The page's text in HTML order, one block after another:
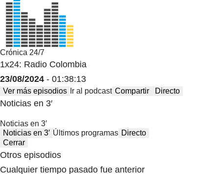
Crónica 24/7
1x24: Radio Colombia
23/08/2024 - 01:38:13
Ver más episodios Ir al podcast Compartir Directo
Noticias en 3′
Noticias en 3′
Noticias en 3′ Últimos programas Directo
Cerrar
Otros episodios
Cualquier tiempo pasado fue anterior